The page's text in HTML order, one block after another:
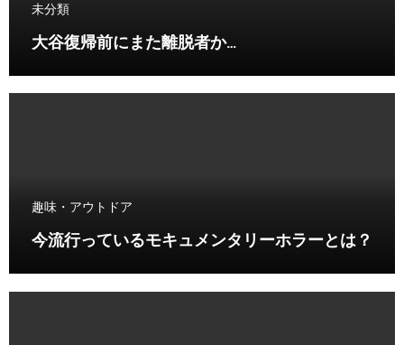
未分類
大谷復帰前にまた離脱者か…
趣味・アウトドア
今流行っているモキュメンタリーホラーとは？